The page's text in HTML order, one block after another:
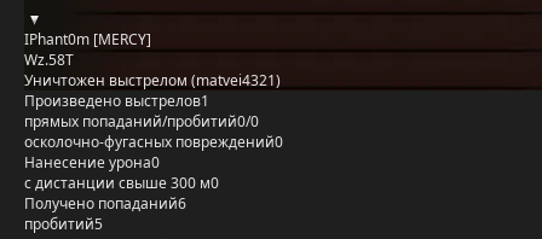
IPhant0m [MERCY]
Wz.58Т
Уничтожен выстрелом (matvei4321)
Произведено выстрелов1
прямых попаданий/пробитий0/0
осколочно-фугасных повреждений0
Нанесение урона0
с дистанции свыше 300 м0
Получено попаданий6
пробитий5